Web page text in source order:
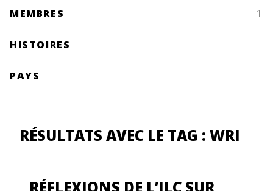
MEMBRES 1
HISTOIRES
PAYS
RÉSULTATS AVEC LE TAG : WRI